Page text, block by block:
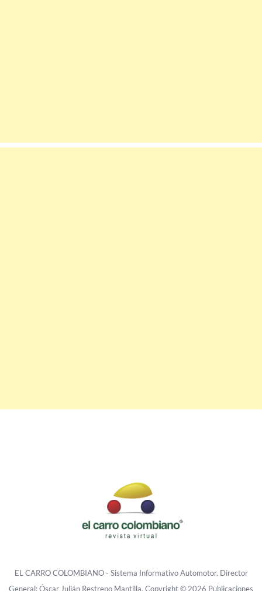
EL CARRO COLOMBIANO - Sistema Informativo Automotor. Director
General: Óscar Julián Restrepo Mantilla. Copyright © 2026 Publicaciones